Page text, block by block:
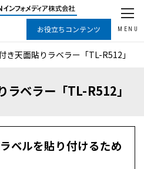
お役立ちコンテンツ MENU
き天面貼りラベラー「TL-R512」
ラベラー「TL-R512」
ベルを貼り付けるため